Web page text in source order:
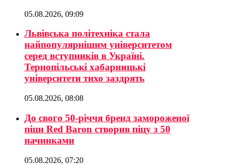
05.08.2026, 09:09
Львівська політехніка стала
найпопулярнішим університетом
серед вступників в Україні.
Тернопільські хабарницькі
університети тихо заздрять
05.08.2026, 08:08
До свого 50-річчя бренд замороженої
піци Red Baron створив піцу з 50
начинками
05.08.2026, 07:20